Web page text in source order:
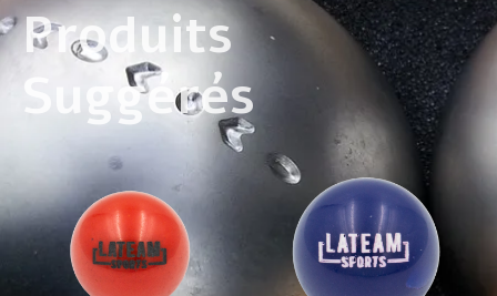
Produits
Suggérés